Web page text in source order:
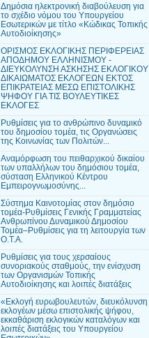
Δημόσια ηλεκτρονική διαβούλευση για
το σχέδιο νόμου του Υπουργείου
Εσωτερικών με τίτλο «Κώδικας Τοπικής
Αυτοδιοίκησης»
ΟΡΙΣΜΟΣ ΕΚΛΟΓΙΚΗΣ ΠΕΡΙΦΕΡΕΙΑΣ
ΑΠΟΔΗΜΟΥ ΕΛΛΗΝΙΣΜΟΥ -
ΔΙΕΥΚΟΛΥΝΣΗ ΑΣΚΗΣΗΣ ΕΚΛΟΓΙΚΟΥ
ΔΙΚΑΙΩΜΑΤΟΣ ΕΚΛΟΓΕΩΝ ΕΚΤΟΣ
ΕΠΙΚΡΑΤΕΙΑΣ ΜΕΣΩ ΕΠΙΣΤΟΛΙΚΗΣ
ΨΗΦΟΥ ΓΙΑ ΤΙΣ ΒΟΥΛΕΥΤΙΚΕΣ
ΕΚΛΟΓΕΣ
Ρυθμίσεις για το ανθρώπινο δυναμικό
του δημοσίου τομέα, τις Οργανώσεις
της Κοινωνίας των Πολιτών...
Αναμόρφωση του πειθαρχικού δικαίου
των υπαλλήλων του δημόσιου τομέα,
σύσταση Ελληνικού Κέντρου
Εμπειρογνωμοσύνης...
Σύστημα Καινοτομίας στον δημόσιο
τομέα-Ρυθμίσεις Γενικής Γραμματείας
Ανθρωπίνου Δυναμικού Δημοσίου
Τομέα–Ρυθμίσεις για τη λειτουργία των
Ο.Τ.Α.
Ρυθμίσεις για τους χερσαίους
συνοριακούς σταθμούς, την ενίσχυση
των Οργανισμών Τοπικής
Αυτοδιοίκησης και λοιπές διατάξεις
«Εκλογή ευρωβουλευτών, διευκόλυνση
εκλογέων μέσω επιστολικής ψήφου,
εκκαθάριση εκλογικών καταλόγων και
λοιπές διατάξεις του Υπουργείου